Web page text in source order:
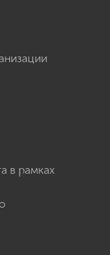
в рамках